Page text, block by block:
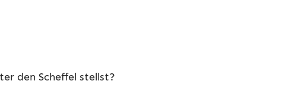
den Scheffel stellst?